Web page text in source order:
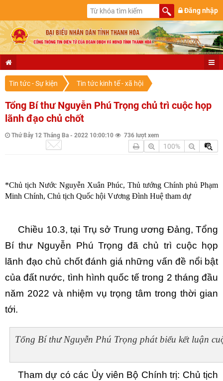
Đăng nhập
Tin tức - Sự kiện Tin tức kinh tế - xã hội
Tổng Bí thư Nguyễn Phú Trọng chủ trì cuộc họp
lãnh đạo chủ chốt
Thứ Bảy 12 Tháng Ba - 2022 10:00:10 736 lượt xem
100%
*Chủ tịch Nước Nguyễn Xuân Phúc, Thủ tướng Chính phủ Phạm
Minh Chính, Chủ tịch Quốc hội Vương Đình Huệ tham dự
Chiều 10.3, tại Trụ sở Trung ương Đảng, Tổng
Bí thư Nguyễn Phú Trọng đã chủ trì cuộc họp
lãnh đạo chủ chốt đánh giá những vấn đề nổi bật
của đất nước, tình hình quốc tế trong 2 tháng đầu
năm 2022 và nhiệm vụ trọng tâm trong thời gian
tới.
Tổng Bí thư Nguyễn Phú Trọng phát biểu kết luận
Tham dự có các Ủy viên Bộ Chính trị: Chủ tịch